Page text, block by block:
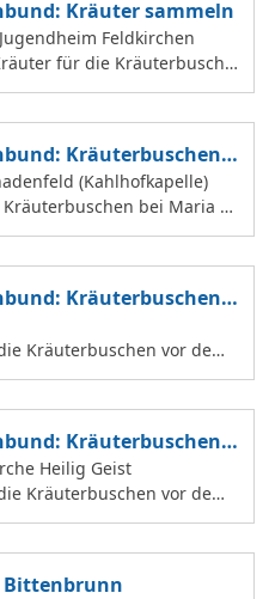
Kräuter sammeln
Feldkirchen
für die Kräuterbusche
August binden und an Mar
Jugendheim Feldkirchen.
Kräuterbuschen b
(Kahlhofkapelle)
bei Maria a
viele Helferinnen z
Kräuterbuschen verkauf
Kräuterbuschen V
Kräuterbuschen vor dem
in der Hofkirche.
Kräuterbuschen V
Heilig Geist
Kräuterbuschen vor dem
in der Hl. Geist Kirche.